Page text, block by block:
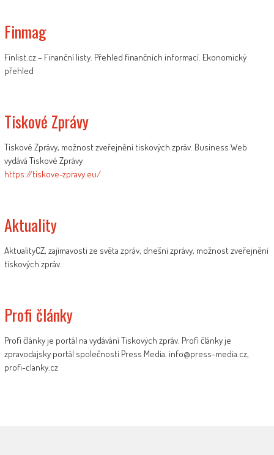
Finmag
Finlist.cz – Finanční listy. Přehled finančních informací. Ekonomický
přehled
Tiskové Zprávy
Tiskové Zprávy, možnost zveřejnění tiskových zpráv. Business Web
vydává Tiskové Zprávy
https://tiskove-zpravy.eu/
Aktuality
AktualityCZ, zajímavosti ze světa zpráv, dnešní zprávy, možnost zveřejnění
tiskových zpráv.
Profi články
Profi články je portál na vydávání Tiskových zpráv. Profi články je
zpravodajsky portál společnosti Press Media. info@press-media.cz,
profi-clanky.cz